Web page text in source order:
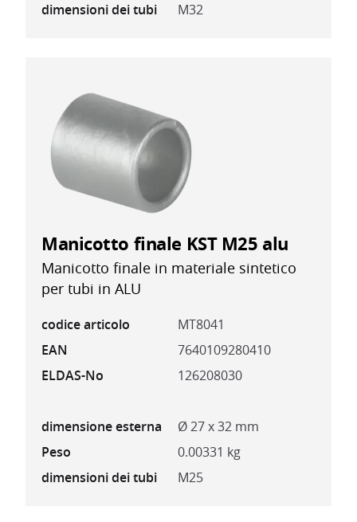
dimensioni dei tubi
M32
Manicotto finale KST M25 alu
Manicotto finale in materiale sintetico
per tubi in ALU
codice articolo
MT8041
EAN
7640109280410
ELDAS-No
126208030
dimensione esterna
Ø 27 x 32 mm
Peso
0.00331 kg
dimensioni dei tubi
M25